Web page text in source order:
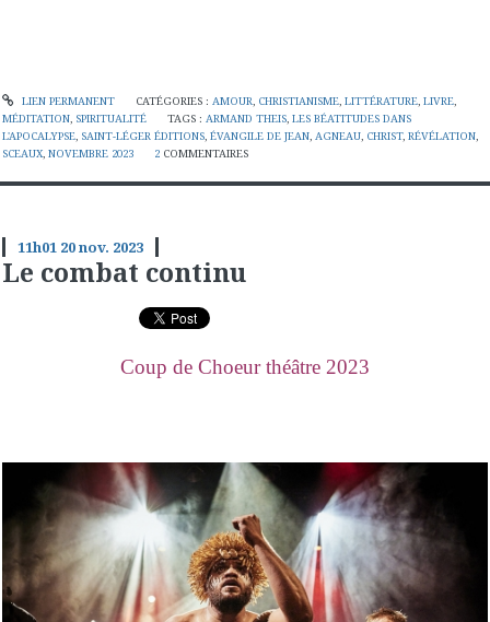
LIEN PERMANENT CATÉGORIES : AMOUR, CHRISTIANISME, LITTÉRATURE, LIVRE,
MÉDITATION, SPIRITUALITÉ TAGS :ARMAND THEIS,LES BÉATITUDES DANS
L'APOCALYPSE, SAINT-LÉGER ÉDITIONS, ÉVANGILE DE JEAN, AGNEAU, CHRIST, RÉVÉLATION,
SCEAUX, NOVEMBRE 2023 2 COMMENTAIRES
11h01 20nov. 2023
Le combat continu
Coup de Choeur théâtre 2023